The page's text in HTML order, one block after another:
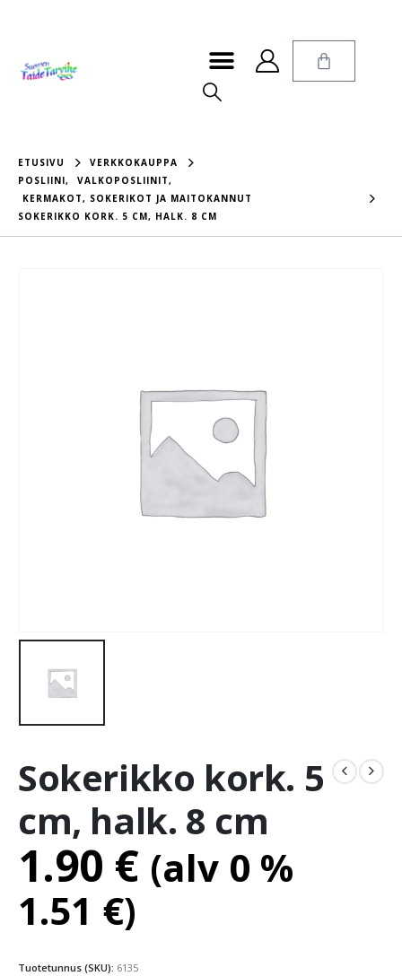
ETUSIVU
VERKKOKAUPPA
POSLIINI, VALKOPOSLIINIT,
KERMAKOT, SOKERIKOT JA MAITOKANNUT
SOKERIKKO KORK. 5 CM, HALK. 8 CM
Sokerikko kork. 5
cm, halk. 8 cm
1.90 € (alv 0 %
1.51 €)
Tuotetunnus (SKU): 6135